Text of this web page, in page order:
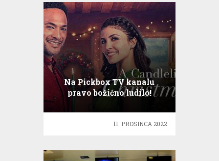
Na Pickbox TV kanalu
pravo božićno ludilo!
11. PROSINCA 2022.